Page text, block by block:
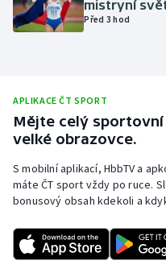
Plavání
Ragby
Rychlobruslení
Rychlostní kanoistika
Sportovní střelba
mistryní
Před 3 hod
APLIKACE ČT SPORT
Mějte celý
velké obrazovce.
S mobilní aplikací, HbbTV a
máte ČT sport vždy po ruce.
bonusový obsah kdekoli a